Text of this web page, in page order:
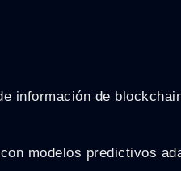
información de
modelos predictivos